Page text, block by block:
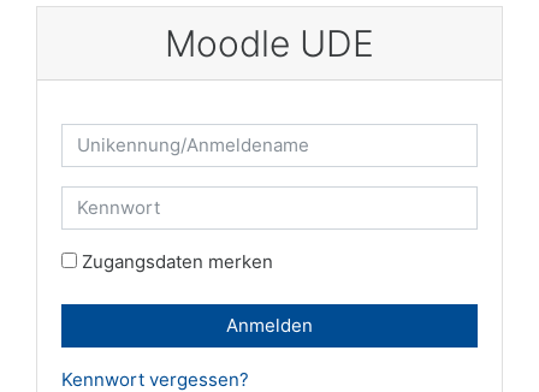
Zum Hauptinhalt
Moodle UDE
Unikennung/Anmeldename
Kennwort
Zugangsdaten merken
Anmelden
Kennwort vergessen?